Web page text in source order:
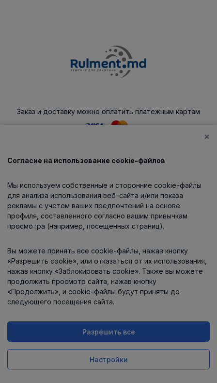
Заказ и доставку можно оплатить платежным картам
Каталог
О компании
Информация
Контакты
Интернет-магазин работает
×
Согласие на использование cookie-файлов
Мы используем собственные и сторонние cookie-файлы
для анализа использования веб-сайта и/или показа
рекламы с учетом ваших предпочтений на основе
профиля, составленного согласно вашим привычкам
просмотра (например, посещенных страниц).
Вы можете принять все cookie-файлы, нажав кнопку
«Разрешить cookie», или отказаться от их использования,
нажав кнопку «Заблокировать cookie». Также вы можете
продолжить просмотр сайта, нажав кнопку
«Продолжить», и cookie-файлы будут приняты до
следующего посещения сайта.
Разрешить все
Настройки